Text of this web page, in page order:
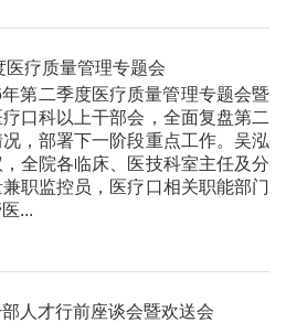
疗质量管理专题会
第二季度医疗质量管理专题会暨
口科以上干部会，全面复盘第二
，部署下一阶段重点工作。吴泓
全院各临床、医技科室主任及分
职监控员，医疗口相关职能部门
...
人才行前座谈会暨欢送会